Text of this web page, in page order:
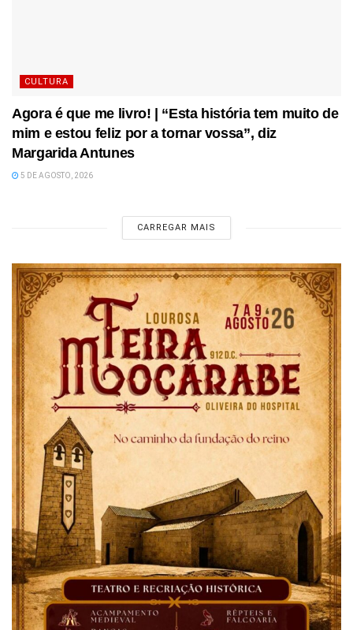
CULTURA
Agora é que me livro! | “Esta história tem muito de
mim e estou feliz por a tornar vossa”, diz
Margarida Antunes
5 DE AGOSTO, 2026
CARREGAR MAIS